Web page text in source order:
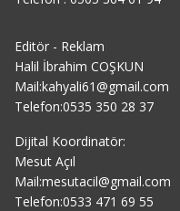
Editör - Reklam
Halil İbrahim COŞKUN
Mail:kahyali61@gmail.com
Telefon:0535 350 28 37
Dijital Koordinatör:
Mesut Açıl
Mail:mesutacil@gmail.com
Telefon:0533 471 69 55